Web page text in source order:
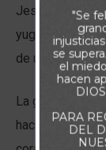
Jesús en
yugo, que es
de una vida
La gracia
haciéndonos
"Se
se
el
hacen
PARA
DEL